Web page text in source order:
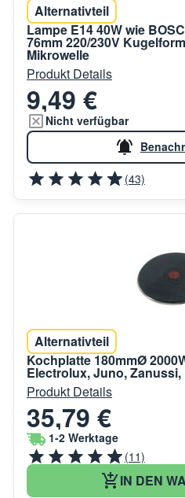
Alternativteil
Lampe E14 40W wie
76mm 220/230V
Mikrowelle
Produkt Details
9,49 €
Nicht verfügbar
(43)
Alternativteil
Kochplatte 180mmØ
Electrolux, Juno,
Produkt Details
35,79 €
1-2 Werktage
(11)
IN DEN